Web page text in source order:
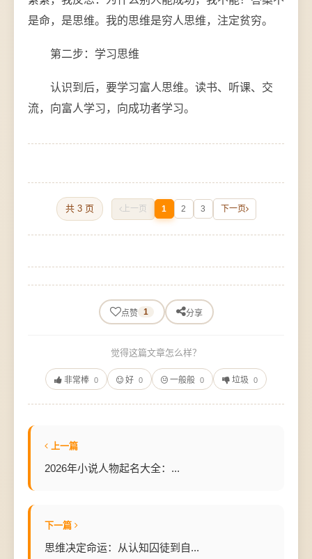
是命，是思维。我的思维是穷人思维，注定贫穷。
第二步：学习思维
认识到后，要学习富人思维。读书、听课、交
流，向富人学习，向成功者学习。
共 3 页 上一页 1 2 3 下一页
点赞 1 分享
觉得这篇文章怎么样？
非常棒 0 好 0 一般般 0 垃圾 0
上一篇
2026年小说人物起名大全：...
下一篇
思维决定命运：从认知囚徒到自...